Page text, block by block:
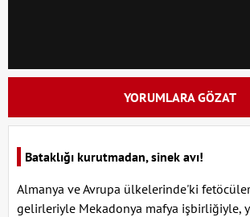
YORUMLARA GÖZAT
Bataklığı kurutmadan, sinek avı!
Almanya ve Avrupa ülkelerinde'ki
gelirleriyle Mekadonya mafya işbirliğiyle,